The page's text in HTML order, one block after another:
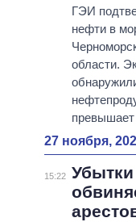
ГЭИ
нефти в
области.
превышает
27 ноября,
15:22